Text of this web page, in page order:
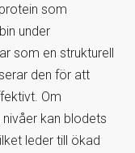
som
under
som en strukturell
den för att
Om
kan blodets
leder till ökad